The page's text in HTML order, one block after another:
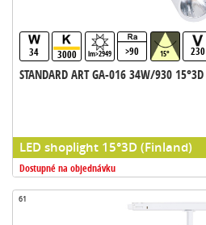
34 3000 lm>2949 >90 15° 230
STANDARD ART GA-016 34W/930 15°3D
LED shoplight 15°3D (Finland)
Dostupné na objednávku
61